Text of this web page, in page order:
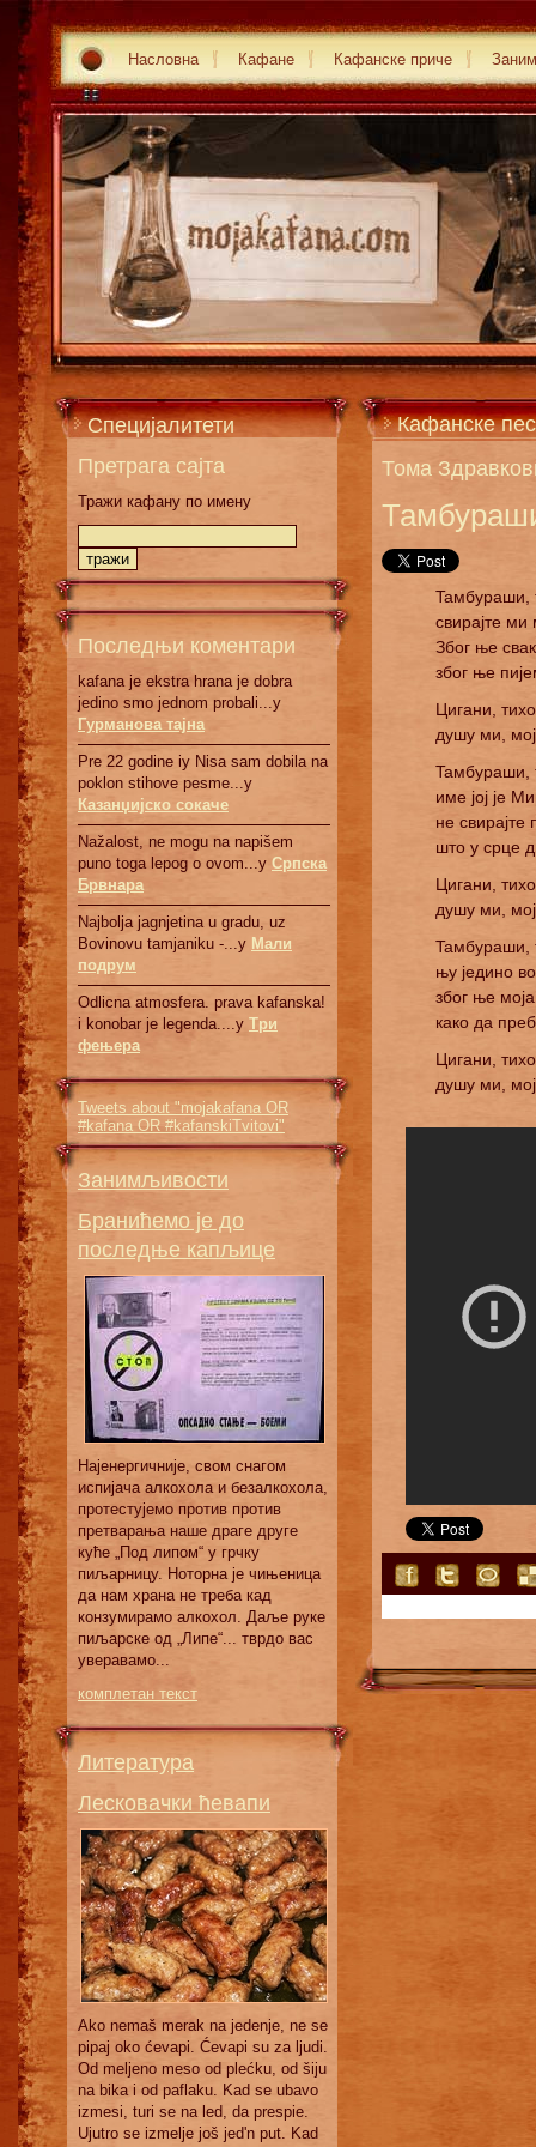
Насловна Кафане Кафанске приче
Специјалитети
Претрага сајта
Тражи кафану по имену
Последњи коментари
kafana je ekstra hrana je dobra
jedino smo jednom probali...у
Гурманова тајна
Pre 22 godine iy Nisa sam dobila na
poklon stihove pesme...у
Казанџијско сокаче
Nažalost, ne mogu na napišem
puno toga lepog o ovom...у Српскa
Брвнaрa
Najbolja jagnjetina u gradu, uz
Bovinovu tamjaniku -...у Мали
подрум
Odlicna atmosfera. prava kafanska!
i konobar je legenda....у Три
фењера
Tweets about "mojakafana OR
#kafana OR #kafanskiTvitovi"
Занимљивости
Бранићемо је до
последње капљице
Најенергичније, свом снагом
испијача алкохола и безалкохола,
протестујемо против против
претварања наше драге друге
куће „Под липом“ у грчку
пиљарницу. Ноторна је чињеница
да нам храна не треба кад
конзумирамо алкохол. Даље руке
пиљарске од „Липе“... тврдо вас
уверавамо...
комплетан текст
Литература
Лесковачки ћевапи
Ako nemaš merak na jedenje, ne se
pipaj oko ćevapi. Ćevapi su za ljudi.
Od meljeno meso od plećku, od šiju
na bika i od paflaku. Kad se ubavo
izmesi, turi se na led, da prespie.
Ujutro se izmelje još jed'n put. Kad
Кафанске
Тома
Taмбурaши,
свирajтe ми
Збoг њe
збoг њe
Цигaни,
душу ми,
Taмбурaши,
имe joj je
нe свирajтe
штo у срцe
Цигaни,
душу ми,
Taмбурaши,
њу jeдинo
збoг њe
кaкo дa
Цигaни,
душу ми,